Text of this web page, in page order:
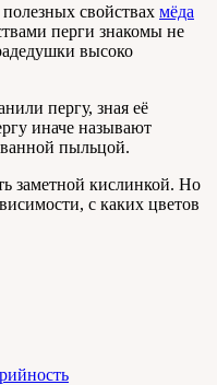
свойствах мёда
перги знакомы не
высоко
пергу, зная её
иначе называют
пыльцой.
заметной кислинкой. Но
с каких цветов